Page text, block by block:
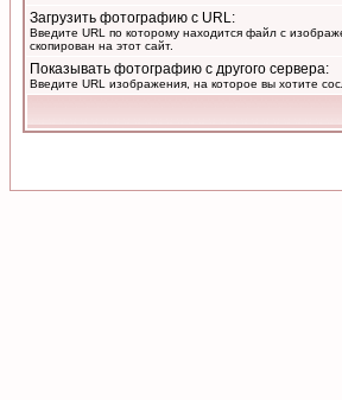
Загрузить фотографию с URL:
Введите URL по которому находится файл с
скопирован на этот сайт.
Показывать фотографию с другого сервера:
Введите URL изображения, на которое вы хотите